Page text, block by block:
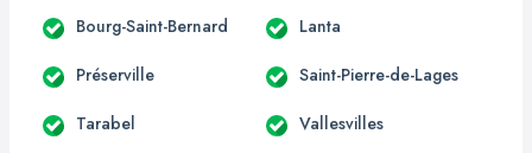
Bourg-Saint-Bernard Lanta
Préserville Saint-Pierre-de-Lages
Tarabel Vallesvilles